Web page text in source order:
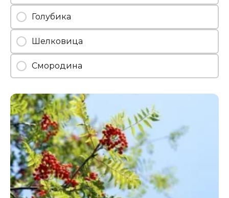
Голубика
Шелковица
Смородина